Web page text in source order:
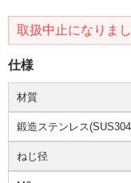
取扱中止になりま
仕様
材質
鍛造ステンレス
ねじ径